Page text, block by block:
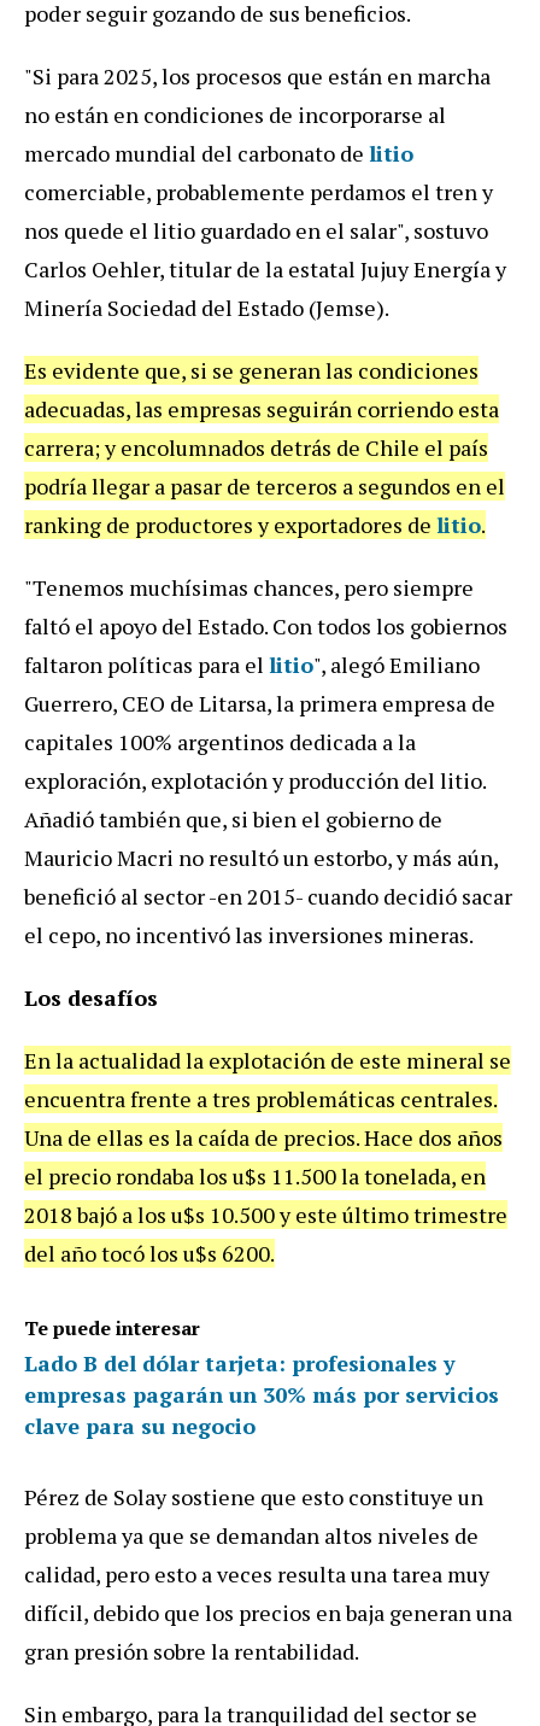
poder seguir gozando de sus beneficios.
"Si para 2025, los procesos que están en marcha
no están en condiciones de incorporarse al
mercado mundial del carbonato de litio
comerciable, probablemente perdamos el tren y
nos quede el litio guardado en el salar", sostuvo
Carlos Oehler, titular de la estatal Jujuy Energía y
Minería Sociedad del Estado (Jemse).
Es evidente que, si se generan las condiciones
adecuadas, las empresas seguirán corriendo esta
carrera; y encolumnados detrás de Chile el país
podría llegar a pasar de terceros a segundos en el
ranking de productores y exportadores de litio.
"Tenemos muchísimas chances, pero siempre
faltó el apoyo del Estado. Con todos los gobiernos
faltaron políticas para el litio", alegó Emiliano
Guerrero, CEO de Litarsa, la primera empresa de
capitales 100% argentinos dedicada a la
exploración, explotación y producción del litio.
Añadió también que, si bien el gobierno de
Mauricio Macri no resultó un estorbo, y más aún,
benefició al sector -en 2015- cuando decidió sacar
el cepo, no incentivó las inversiones mineras.
Los desafíos
En la actualidad la explotación de este mineral se
encuentra frente a tres problemáticas centrales.
Una de ellas es la caída de precios. Hace dos años
el precio rondaba los u$s 11.500 la tonelada, en
2018 bajó a los u$s 10.500 y este último trimestre
del año tocó los u$s 6200.
Te puede interesar
Lado B del dólar tarjeta: profesionales y
empresas pagarán un 30% más por servicios
clave para su negocio
Pérez de Solay sostiene que esto constituye un
problema ya que se demandan altos niveles de
calidad, pero esto a veces resulta una tarea muy
difícil, debido que los precios en baja generan una
gran presión sobre la rentabilidad.
Sin embargo, para la tranquilidad del sector se